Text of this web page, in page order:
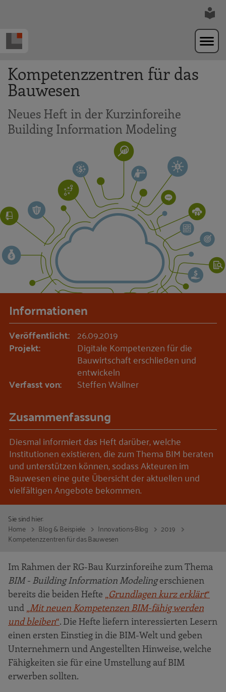
Kompetenzzentren für das
Bauwesen
Neues Heft in der Kurzinforeihe
Building Information Modeling
Informationen
Veröffentlicht: 26.09.2019
Projekt: Digitale Kompetenzen für die
Bauwirtschaft erschließen und
entwickeln
Verfasst von: Steffen Wallner
Zusammenfassung
Diesmal informiert das Heft darüber, welche
Institutionen existieren, die zum Thema BIM beraten
und unterstützen können, sodass Akteuren im
Bauwesen eine gute Übersicht der aktuellen und
vielfältigen Angebote bekommen.
Sie sind hier:
Home
Blog & Beispiele Innovations-Blog
2019
Kompetenzzentren für das Bauwesen
Im Rahmen der RG-Bau Kurzinforeihe zum Thema
BIM - Building Information Modelingerschienen
bereits die beiden Hefte „Grundlagen kurz erklärt“
und „Mit neuen Kompetenzen BIM-fähig werden
und bleiben“. Die Hefte liefern interessierten Lesern
einen ersten Einstieg in die BIM-Welt und geben
Unternehmern und Angestellten Hinweise, welche
Fähigkeiten sie für eine Umstellung auf BIM
erwerben sollten.